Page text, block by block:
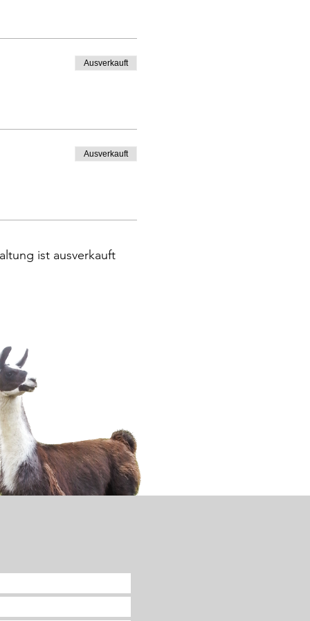
Ausverkauft
Ausverkauft
ist ausverkauft